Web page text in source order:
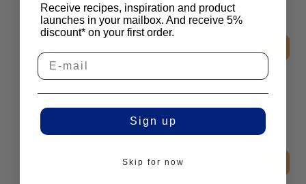
Tartelette Molds
MoldPat 1/2
Receive recipes, inspiration and product
launches in your mailbox. And receive 5%
discount* on your first order.
Sign up
Skip for now